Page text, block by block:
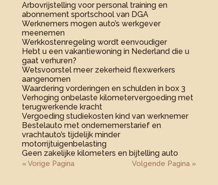
Arbovrijstelling voor personal training en
abonnement sportschool van DGA
Werknemers mogen auto’s werkgever
meenemen
Werkkostenregeling wordt eenvoudiger
Hebt u een vakantiewoning in Nederland die u
gaat verhuren?
Wetsvoorstel meer zekerheid flexwerkers
aangenomen
Waardering vorderingen en schulden in box 3
Verhoging onbelaste kilometervergoeding met
terugwerkende kracht
Vergoeding studiekosten kind van werknemer
Bestelauto met ondernemerstarief en
vrachtauto’s tijdelijk minder
motorrijtuigenbelasting
Geen zakelijke kilometers en bijtelling auto
« Vorige Pagina Volgende Pagina »